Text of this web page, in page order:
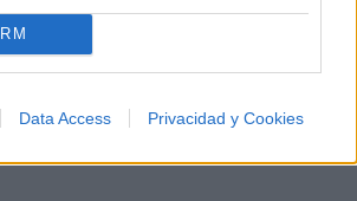
Data Access Privacidad y Cookies